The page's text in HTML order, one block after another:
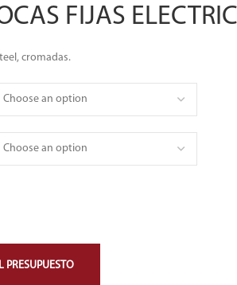
FIJAS ELECTRIC
cromadas.
PRESUPUESTO